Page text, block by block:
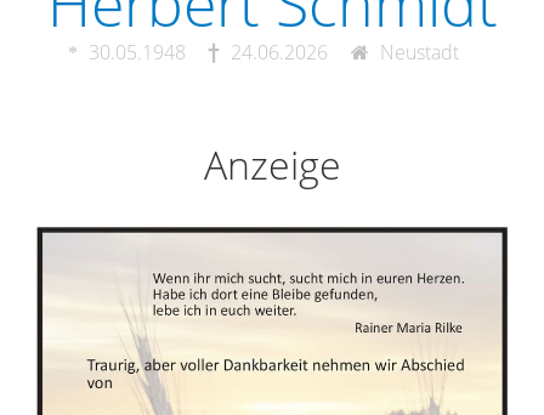
30.05.1948 24.06.2026 Neustadt
Anzeige